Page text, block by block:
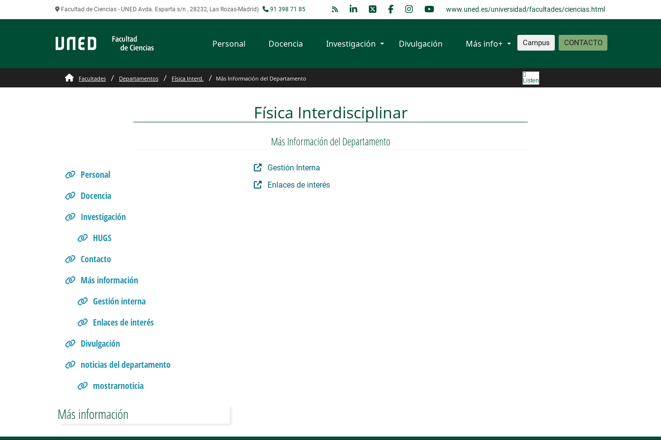
Facultad de Ciencias - UNED Avda. Esparta s/n , 28232, Las Rozas-Madrid) 91 398 71 85 www.uned.es/universidad/facultades/ciencias.html
Campus CONTACTO
Personal Docencia Investigación Divulgación Más info+
Más Información del Departamento
Facultades Departamentos Física Interd. Más Información del Departamento Listen
Física Interdisciplinar
Más Información del Departamento
Personal
Docencia
Investigación
HUGS
Contacto
Más información
Gestión interna
Enlaces de interés
Divulgación
noticias del departamento
mostrarnoticia
Más información
Gestión Interna
Enlaces de interés